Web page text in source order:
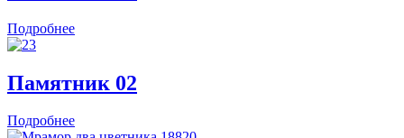
Подробнее
Памятник 02
Подробнее